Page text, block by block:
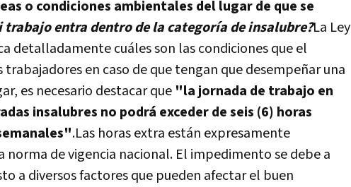
o condiciones ambientales del lugar de que se
trabajo entra dentro de la categoría de insalubre?La Ley
detalladamente cuáles son las condiciones que el
en caso de que tengan que desempeñar una
es necesario destacar que "la jornada de trabajo en
insalubres no podrá exceder de seis (6) horas
.Las horas extra están expresamente
de vigencia nacional. El impedimento se debe a
a diversos factores que pueden afectar el buen